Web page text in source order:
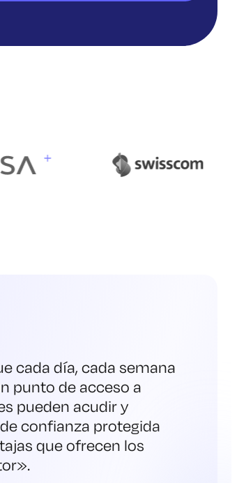
cada día, cada semana
punto de acceso a
pueden acudir y
confianza protegida
que ofrecen los
».